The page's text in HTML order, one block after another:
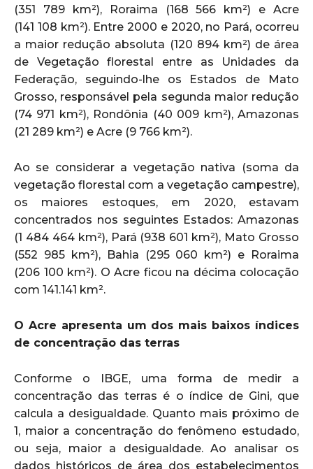
(351 789 km²), Roraima (168 566 km²) e Acre
(141 108 km²). Entre 2000 e 2020, no Pará, ocorreu
a maior redução absoluta (120 894 km²) de área
de Vegetação florestal entre as Unidades da
Federação, seguindo-lhe os Estados de Mato
Grosso, responsável pela segunda maior redução
(74 971 km²), Rondônia (40 009 km²), Amazonas
(21 289 km²) e Acre (9 766 km²).
Ao se considerar a vegetação nativa (soma da
vegetação florestal com a vegetação campestre),
os maiores estoques, em 2020, estavam
concentrados nos seguintes Estados: Amazonas
(1 484 464 km²), Pará (938 601 km²), Mato Grosso
(552 985 km²), Bahia (295 060 km²) e Roraima
(206 100 km²). O Acre ficou na décima colocação
com 141.141 km².
O Acre apresenta um dos mais baixos índices
de concentração das terras
Conforme o IBGE, uma forma de medir a
concentração das terras é o índice de Gini, que
calcula a desigualdade. Quanto mais próximo de
1, maior a concentração do fenômeno estudado,
ou seja, maior a desigualdade. Ao analisar os
dados históricos de área dos estabelecimentos